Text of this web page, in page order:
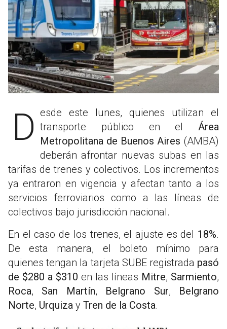
Desde este lunes, quienes utilizan el transporte público en el Área
Metropolitana de Buenos Aires (AMBA)
deberán afrontar nuevas subas en las
tarifas de trenes y colectivos. Los incrementos
ya entraron en vigencia y afectan tanto a los
servicios ferroviarios como a las líneas de
colectivos bajo jurisdicción nacional.
En el caso de los trenes, el ajuste es del 18%.
De esta manera, el boleto mínimo para
quienes tengan la tarjeta SUBE registrada pasó
de $280 a $310 en las líneas Mitre, Sarmiento,
Roca, San Martín, Belgrano Sur, Belgrano
Norte, Urquiza y Tren de la Costa.